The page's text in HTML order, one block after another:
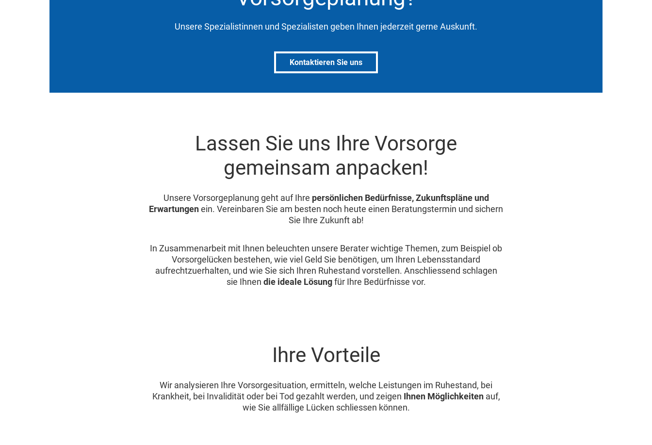
Unsere Spezialistinnen und Spezialisten geben Ihnen jederzeit gerne Auskunft.
Kontaktieren Sie uns
Lassen Sie uns Ihre Vorsorge
gemeinsam anpacken!
Unsere Vorsorgeplanung geht auf Ihre persönlichen Bedürfnisse, Zukunftspläne und
Erwartungenein. Vereinbaren Sie am besten noch heute einen Beratungstermin und sichern
Sie Ihre Zukunft ab!
In Zusammenarbeit mit Ihnen beleuchten unsere Berater wichtige Themen, zum Beispiel ob
Vorsorgelücken bestehen, wie viel Geld Sie benötigen, um Ihren Lebensstandard
aufrechtzuerhalten, und wie Sie sich Ihren Ruhestand vorstellen. Anschliessend schlagen
sie Ihnen die ideale Lösungfür Ihre Bedürfnisse vor.
Ihre Vorteile
Wir analysieren Ihre Vorsorgesituation, ermitteln, welche Leistungen im Ruhestand, bei
Krankheit, bei Invalidität oder bei Tod gezahlt werden, und zeigen Ihnen Möglichkeitenauf,
wie Sie allfällige Lücken schliessen können.